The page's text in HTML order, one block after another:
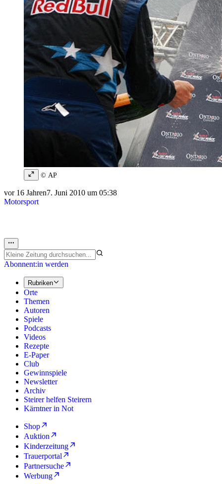
© AP
vor 16 Jahren7. Juni 2010 um 05:38
Motorsport
Abonnent:in werden
Rubriken
Orte
Themen
Autoren
Spiele
Podcasts
Videos
Rezepte
E-Paper
Club
Gewinnspiele
Newsletter
Archiv
Steirer helfen Steirern
Kärntner in Not
Shop
Auktion
Kinderzeitung
Trauerportal
Partnersuche
Werbung